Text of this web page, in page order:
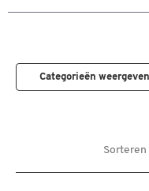
Categorieën weergeven
Sorteren